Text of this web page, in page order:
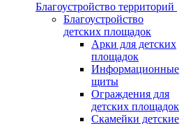
Благоустройство территорий
Благоустройство
детских площадок
Арки для детских
площадок
Информационные
щиты
Ограждения для
детских площадок
Скамейки детские